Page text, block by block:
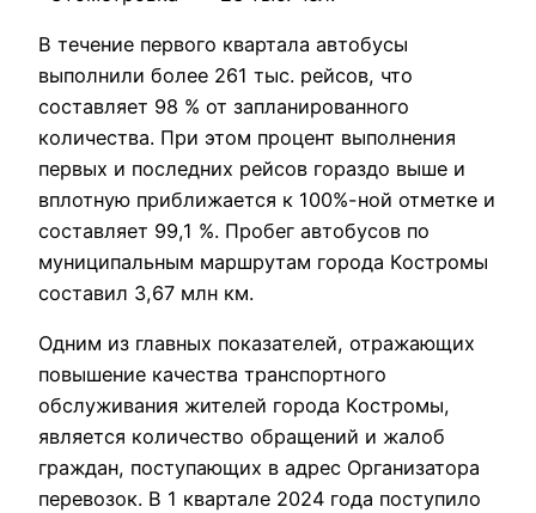
В течение первого квартала автобусы
выполнили более 261 тыс. рейсов, что
составляет 98 % от запланированного
количества. При этом процент выполнения
первых и последних рейсов гораздо выше и
вплотную приближается к 100%-ной отметке и
составляет 99,1 %. Пробег автобусов по
муниципальным маршрутам города Костромы
составил 3,67 млн км.
Одним из главных показателей, отражающих
повышение качества транспортного
обслуживания жителей города Костромы,
является количество обращений и жалоб
граждан, поступающих в адрес Организатора
перевозок. В 1 квартале 2024 года поступило